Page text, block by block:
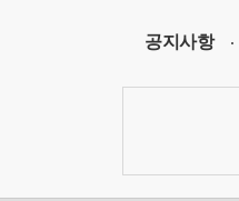
공지사항